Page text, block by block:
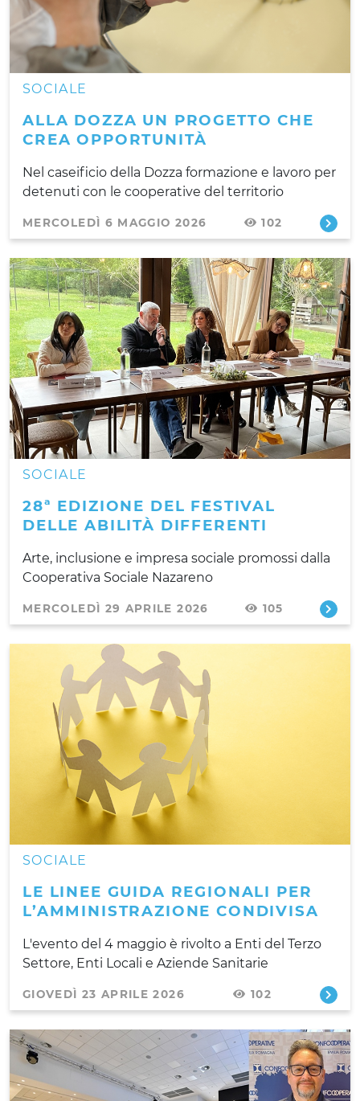
SOCIALE
ALLA DOZZA UN PROGETTO CHE
CREA OPPORTUNITÀ
Nel caseificio della Dozza formazione e lavoro per
detenuti con le cooperative del territorio
MERCOLEDÌ 6 MAGGIO 2026 102
SOCIALE
28ª EDIZIONE DEL FESTIVAL
DELLE ABILITÀ DIFFERENTI
Arte, inclusione e impresa sociale promossi dalla
Cooperativa Sociale Nazareno
MERCOLEDÌ 29 APRILE 2026 105
SOCIALE
LE LINEE GUIDA REGIONALI PER
L’AMMINISTRAZIONE CONDIVISA
L'evento del 4 maggio è rivolto a Enti del Terzo
Settore, Enti Locali e Aziende Sanitarie
GIOVEDÌ 23 APRILE 2026 102